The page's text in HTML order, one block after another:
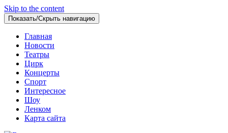
Skip to the content
Показать/Скрыть навигацию
Главная
Новости
Театры
Цирк
Концерты
Спорт
Интересное
Шоу
Ленком
Карта сайта